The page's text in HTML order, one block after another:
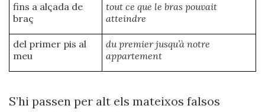
fins a alçada de
braç
tout ce que le bras pouvait
atteindre
del primer pis al
meu
du premier jusqu’à notre
appartement
S’hi passen per alt els mateixos falsos